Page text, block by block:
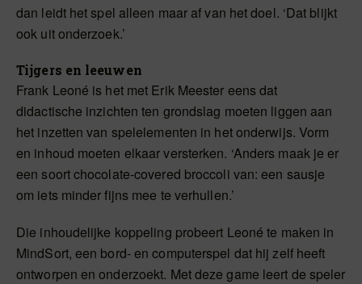
dan leidt het spel alleen maar af van het doel. ‘Dat blijkt
ook uit onderzoek.’
Tijgers en leeuwen
Frank Leoné is het met Erik Meester eens dat
didactische inzichten ten grondslag moeten liggen aan
het inzetten van spelelementen in het onderwijs. Vorm
en inhoud moeten elkaar versterken. ‘Anders maak je er
een soort chocolate-covered broccoli van: een sausje
om iets minder fijns mee te verhullen.’
Die inhoudelijke koppeling probeert Leoné te maken in
MindSort, een bord- en computerspel dat hij zelf heeft
ontworpen en onderzoekt. Met deze game leert de speler